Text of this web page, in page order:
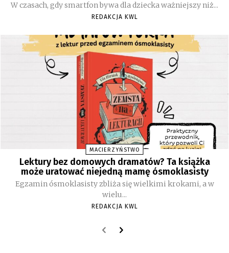
W czasach, gdy smartfon bywa dla dziecka ważniejszy niż...
REDAKCJA KWL
MACIERZYŃSTWO
Lektury bez domowych dramatów? Ta książka
może uratować niejedną mamę ósmoklasisty
Egzamin ósmoklasisty zbliża się wielkimi krokami, a w
wielu...
REDAKCJA KWL